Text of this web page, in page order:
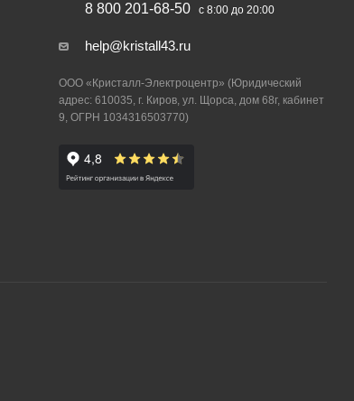
8 800 201-68-50 с 8:00 до 20:00
help@kristall43.ru
ООО «Кристалл-Электроцентр» (Юридический
адрес: 610035, г. Киров, ул. Щорса, дом 68г, кабинет
9, ОГРН 1034316503770)